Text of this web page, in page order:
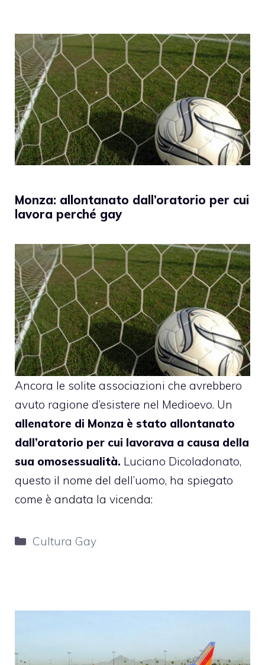
Monza: allontanato dall’oratorio per cui
lavora perché gay
Ancora le solite associazioni che avrebbero
avuto ragione d’esistere nel Medioevo. Un
allenatore di Monza è stato allontanato
dall’oratorio per cui lavorava a causa della
sua omosessualità. Luciano Dicoladonato,
questo il nome del dell’uomo, ha spiegato
come è andata la vicenda:
Categorie
Cultura Gay